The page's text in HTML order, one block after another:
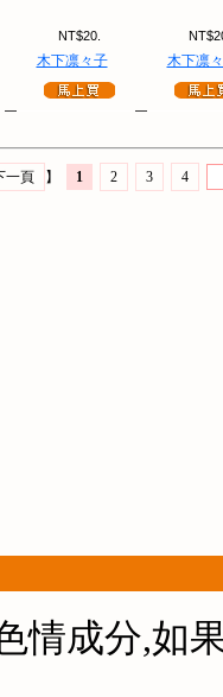
NT$20.
木下凛々子 木下凛
一頁 】 1 2 3 4
情成分,如